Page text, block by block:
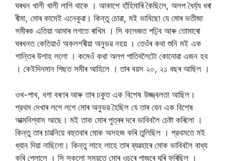
ঘৰখন খালী খালী লাগি থাকে । আকাশে হাঁহিমাৰি কৈছিলে, অলপ ধৈৰ্য্য ধৰা
ৰীমা, মোৰ কামেই এনেকুৱা। কিন্তু চোৱা, মই ভাবিছো যে মোৰ ভতীজা
সমীৰক এতিয়া আমাৰ লগতে ৰাখিম । সি কলেজত পঢ়িব আৰু তোমাৰো
ঘৰখনত কেতিয়াওঁ অকলশৰীয়া অনুভৱ নহয় । তেওঁৰ কথা শুনি মই এক
শান্তিৰ উশাহ ললো । কমেওঁ কথা অলপ পাতিবলৈটো কোনোৱা এজন হব
। কেইদিনমান পিছত সমীৰ আহিলে । তাৰ বয়স ২০, ২১ বছৰ আছিল ।
ওখ-পাখ, বগা বৰণৰ আৰু তাৰ চকুত এক বিশেষ উজ্জ্বলতা আছিল।
প্রথম দেখাৰ লগে লগে মোৰ অনুভৱ হৈছিল যে তাৰ যেন এক বিশেষ
আত্মবিশ্বাস আছে। মই তাক মোৰ পুত্ৰৰ দৰে ভাবিবলৈ চেষ্টা কৰিলো ।
কিন্তু তাৰ চাৱনিয়ে বহুতবাৰ মোক অসহজ কৰি তুলিছিল । প্রথমতে মই
ধ্যান দিয়া নাছিলো। কিন্তু লাহে লাহে তাৰ ব্যৱহাৰে মোক ভাবিবলৈ বাধ্য
কৰি পেলালে । সি সকলো সময়তে মোৰ ওচৰে পাজৰে ঘূৰি ফুৰিছিল ।